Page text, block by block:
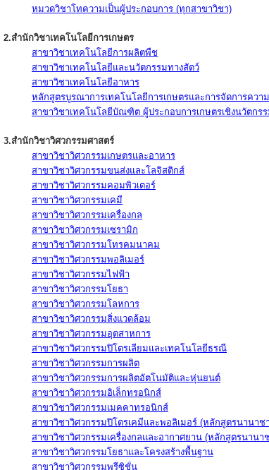
หมวดวิชาโทความเป็นผู้ประกอบการ (ทุกสาขาวิชา)
2.สำนักวิชาเทคโนโลยีการเกษตร
สาขาวิชาเทคโนโลยีการผลิตพืช
สาขาวิชาเทคโนโลยีและนวัตกรรมทางสัตว์
สาขาวิชาเทคโนโลยีอาหาร
หลักสูตรบูรณาการเทคโนโลยีการเกษตรและการจัดการคว
สาขาวิชาเทคโนโลยีบัณฑิต ผู้ประกอบการเกษตรเชิงนวัตกร
3.สำนักวิชาวิศวกรรมศาสตร์
สาขาวิชาวิศวกรรมเกษตรและอาหาร
สาขาวิชาวิศวกรรมขนส่งและโลจิสติกส์
สาขาวิชาวิศวกรรมคอมพิวเตอร์
สาขาวิชาวิศวกรรมเคมี
สาขาวิชาวิศวกรรมเครื่องกล
สาขาวิชาวิศวกรรมเซรามิก
สาขาวิชาวิศวกรรมโทรคมนาคม
สาขาวิชาวิศวกรรมพอลิเมอร์
สาขาวิชาวิศวกรรมไฟฟ้า
สาขาวิชาวิศวกรรมโยธา
สาขาวิชาวิศวกรรมโลหการ
สาขาวิชาวิศวกรรมสิ่งแวดล้อม
สาขาวิชาวิศวกรรมอุตสาหการ
สาขาวิชาวิศวกรรมปิโตรเลียมและเทคโนโลยีธรณี
สาขาวิชาวิศวกรรมการผลิต
สาขาวิชาวิศวกรรมการผลิตอัตโนมัติและหุ่นยนต์
สาขาวิชาวิศวกรรมอิเล็กทรอนิกส์
สาขาวิชาวิศวกรรมเมคคาทรอนิกส์
สาขาวิชาวิศวกรรมปิโตรเคมีและพอลิเมอร์ (หลักสูตรนานาช
สาขาวิชาวิศวกรรมเครื่องกลและอากาศยาน (หลักสูตรนานา
สาขาวิชาวิศวกรรมโยธาและโครงสร้างพื้นฐาน
สาขาวิชาวิศวกรรมพรีซิชั่น